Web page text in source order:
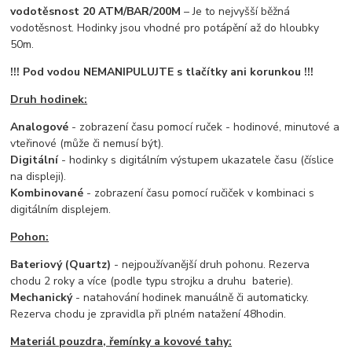
vodotěsnost 20 ATM/BAR/200M– Je to nejvyšší běžná
vodotěsnost. Hodinky jsou vhodné pro potápění až do hloubky
50m.
!!! Pod vodou NEMANIPULUJTE s tlačítky ani korunkou !!!
Druh hodinek:
Analogové - zobrazení času pomocí ruček - hodinové, minutové a
vteřinové (může či nemusí být).
Digitální- hodinky s digitálním výstupem ukazatele času (číslice
na displeji).
Kombinované - zobrazení času pomocí ručiček v kombinaci s
digitálním displejem.
Pohon:
Bateriový (Quartz) - nejpoužívanější druh pohonu. Rezerva
chodu 2 roky a více (podle typu strojku a druhu baterie).
Mechanický- natahování hodinek manuálně či automaticky.
Rezerva chodu je zpravidla při plném natažení 48hodin.
Materiál pouzdra, řemínky a kovové tahy: